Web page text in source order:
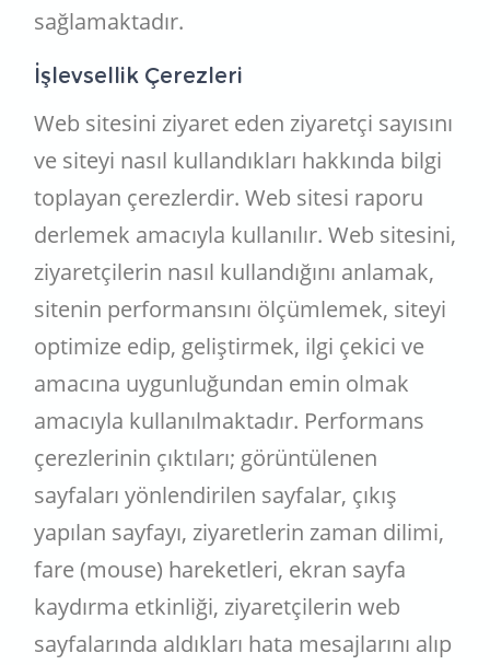
sağlamaktadır.
İşlevsellik Çerezleri
Web sitesini ziyaret eden ziyaretçi sayısını
ve siteyi nasıl kullandıkları hakkında bilgi
toplayan çerezlerdir. Web sitesi raporu
derlemek amacıyla kullanılır. Web sitesini,
ziyaretçilerin nasıl kullandığını anlamak,
sitenin performansını ölçümlemek, siteyi
optimize edip, geliştirmek, ilgi çekici ve
amacına uygunluğundan emin olmak
amacıyla kullanılmaktadır. Performans
çerezlerinin çıktıları; görüntülenen
sayfaları yönlendirilen sayfalar, çıkış
yapılan sayfayı, ziyaretlerin zaman dilimi,
fare (mouse) hareketleri, ekran sayfa
kaydırma etkinliği, ziyaretçilerin web
sayfalarında aldıkları hata mesajlarını alıp